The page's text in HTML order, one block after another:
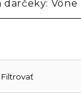
darčeky: Vône
Filtrovať